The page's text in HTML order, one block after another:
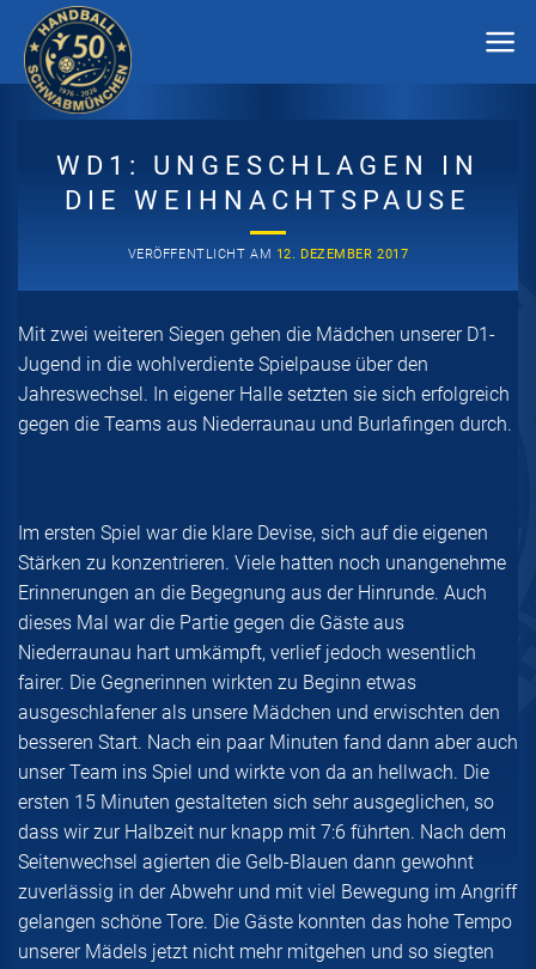
Inhalt
springen
WD1: UNGESCHLAGEN IN
DIE WEIHNACHTSPAUSE
VERÖFFENTLICHT AM 12. DEZEMBER 2017
Mit zwei weiteren Siegen gehen die Mädchen unserer D1-
Jugend in die wohlverdiente Spielpause über den
Jahreswechsel. In eigener Halle setzten sie sich erfolgreich
gegen die Teams aus Niederraunau und Burlafingen durch.
Im ersten Spiel war die klare Devise, sich auf die eigenen
Stärken zu konzentrieren. Viele hatten noch unangenehme
Erinnerungen an die Begegnung aus der Hinrunde. Auch
dieses Mal war die Partie gegen die Gäste aus
Niederraunau hart umkämpft, verlief jedoch wesentlich
fairer. Die Gegnerinnen wirkten zu Beginn etwas
ausgeschlafener als unsere Mädchen und erwischten den
besseren Start. Nach ein paar Minuten fand dann aber auch
unser Team ins Spiel und wirkte von da an hellwach. Die
ersten 15 Minuten gestalteten sich sehr ausgeglichen, so
dass wir zur Halbzeit nur knapp mit 7:6 führten. Nach dem
Seitenwechsel agierten die Gelb-Blauen dann gewohnt
zuverlässig in der Abwehr und mit viel Bewegung im Angriff
gelangen schöne Tore. Die Gäste konnten das hohe Tempo
unserer Mädels jetzt nicht mehr mitgehen und so siegten